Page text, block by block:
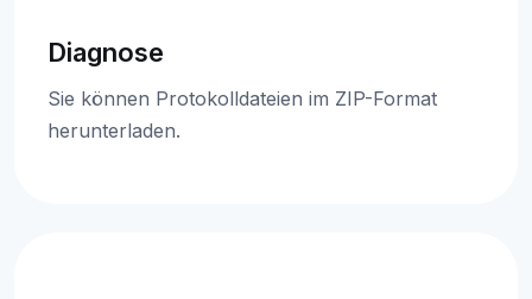
Diagnose
Sie können Protokolldateien im ZIP-Format
herunterladen.